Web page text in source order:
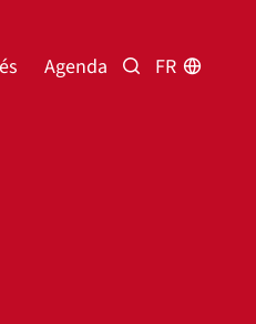
Agenda Rechercher
FR